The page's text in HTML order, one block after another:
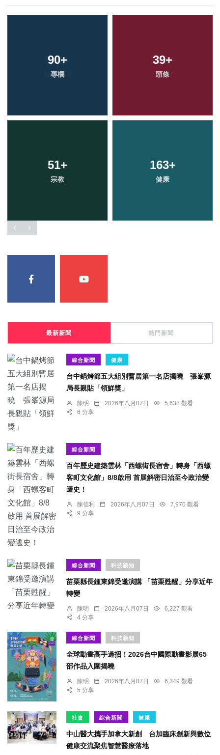
90+
專欄
39+
頭條
51+
宗教
163+
健康
最新新聞 熱門新聞
綜合新聞 健康
台中鍋烤節五大組別暫居第一名店揭曉 張峯源
局長親貼「領鮮獎」
陳明 2026年八月07日
5,638 觀看
6 分享
綜合新聞
百年歷史建築雲林「西螺街長宿舍」轉身「西螺
客町文化館」8/8啟用 首展解密日治至今政治變
遷史！
陳信利 2026年八月07日
7,970 觀看
9 分享
綜合新聞 科技新知
苗栗縣長鍾東錦受邀演講 「苗栗甦醒」分享近年
轉變
陳明 2026年八月07日
6,227 觀看
4 分享
綜合新聞 科技新知
全球動畫高手過招！2026台中國際動畫影展65
部作品入圍揭曉
陳明 2026年八月07日
6,349 觀看
5 分享
社會 綜合新聞 健康
中山醫大攜手加拿大新創 台加臨床創新與數位
健康交流聚焦智慧醫療落地